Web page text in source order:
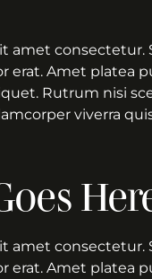
amet
erat. Amet platea
Rutrum nisi
viverra
amet
erat. Amet platea